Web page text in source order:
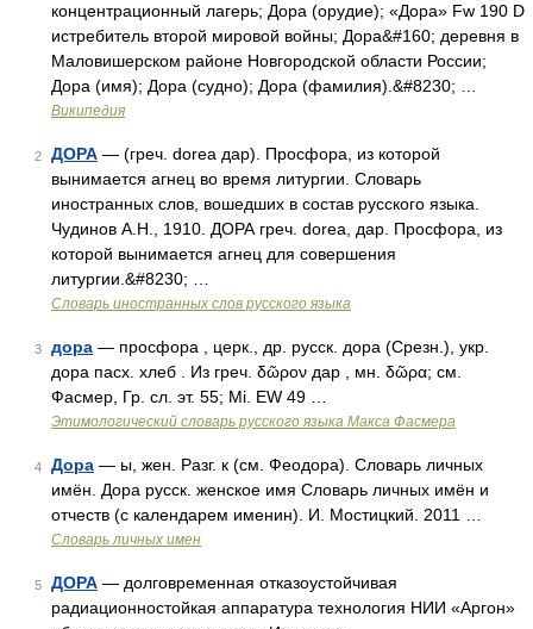
концентрационный лагерь; Дора (орудие); «Дора» Fw 190 D
истребитель второй мировой войны; Дора&#160; деревня в
Маловишерском районе Новгородской области России;
Дора (имя); Дора (судно); Дора (фамилия).&#8230; …
Википедия
2 ДОРА — (греч. dorea дар). Просфора, из которой
вынимается агнец во время литургии. Словарь
иностранных слов, вошедших в состав русского языка.
Чудинов А.Н., 1910. ДОРА греч. dorea, дар. Просфора, из
которой вынимается агнец для совершения
литургии.&#8230; …
Словарь иностранных слов русского языка
3 дора — просфора , церк., др. русск. дора (Срезн.), укр.
дора пасх. хлеб . Из греч. δῶρον дар , мн. δῶρα; cм.
Фасмер, Гр. сл. эт. 55; Mi. EW 49 …
Этимологический словарь русского языка Макса Фасмера
4 Дора — ы, жен. Разг. к (см. Феодора). Словарь личных
имён. Дора русск. женское имя Словарь личных имён и
отчеств (с календарем именин). И. Мостицкий. 2011 …
Словарь личных имен
5 ДОРА — долговременная отказоустойчивая
радиационностойкая аппаратура технология НИИ «Аргон»